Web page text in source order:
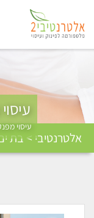
עיסוי
אלטרנטיבי > בת